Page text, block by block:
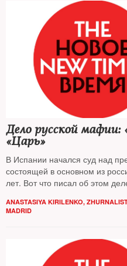
Дело русской мафии:
«Царь»
В Испании начался суд над
состоящей в основном из
лет. Вот что писал об этом
ANASTASIYA KIRILENKO,
MADRID